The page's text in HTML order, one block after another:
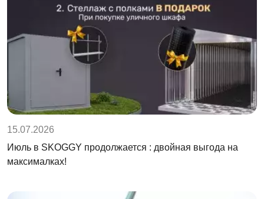
15.07.2026
Июль в SKOGGY продолжается : двойная выгода на
максималках!